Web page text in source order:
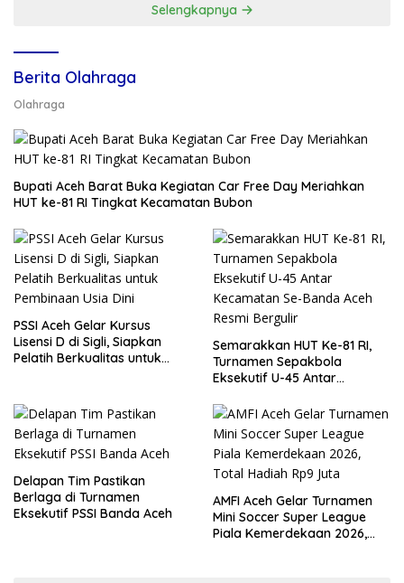
Selengkapnya
Berita Olahraga
Olahraga
Bupati Aceh Barat Buka Kegiatan Car Free Day Meriahkan
HUT ke-81 RI Tingkat Kecamatan Bubon
PSSI Aceh Gelar Kursus
Lisensi D di Sigli, Siapkan
Pelatih Berkualitas untuk
Semarakkan HUT Ke-81 RI,
Turnamen Sepakbola
Eksekutif U-45 Antar
Resmi Bergulir
Delapan Tim Pastikan
Berlaga di Turnamen
Eksekutif PSSI Banda Aceh
AMFI Aceh Gelar Turnamen
Mini Soccer Super League
Piala Kemerdekaan 2026,